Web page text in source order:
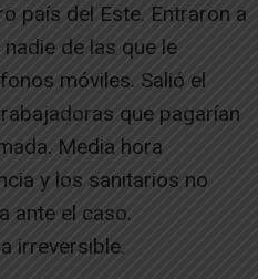
país del Este. Entraron a
de las que le
móviles. Salió el
que pagarían
Media hora
y los sanitarios no
ante el caso.
irreversible.